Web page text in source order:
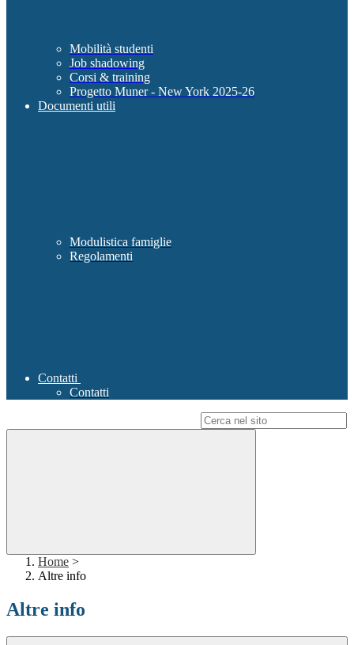
Mobilità studenti
Job shadowing
Corsi & training
Progetto Muner - New York 2025-26
Documenti utili
Modulistica famiglie
Regolamenti
Contatti
Contatti
Home >
Altre info
Altre info